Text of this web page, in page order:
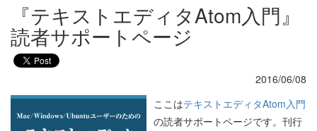
『テキストエディタAtom入門』
読者サポートページ
2016/06/08
ここはテキストエディタAtom入門
の読者サポートページです。刊行